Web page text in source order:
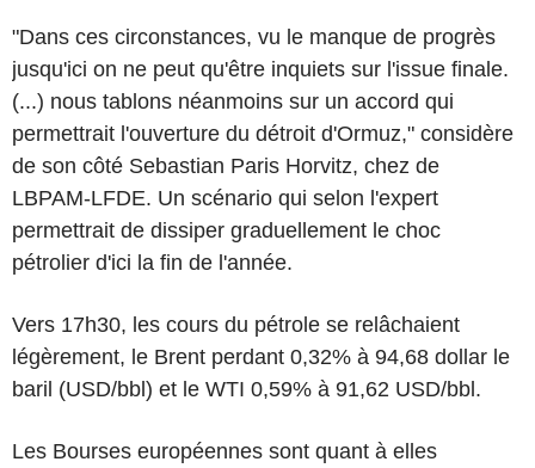
"Dans ces circonstances, vu le manque de progrès
jusqu'ici on ne peut qu'être inquiets sur l'issue finale.
(...) nous tablons néanmoins sur un accord qui
permettrait l'ouverture du détroit d'Ormuz," considère
de son côté Sebastian Paris Horvitz, chez de
LBPAM-LFDE. Un scénario qui selon l'expert
permettrait de dissiper graduellement le choc
pétrolier d'ici la fin de l'année.
Vers 17h30, les cours du pétrole se relâchaient
légèrement, le Brent perdant 0,32% à 94,68 dollar le
baril (USD/bbl) et le WTI 0,59% à 91,62 USD/bbl.
Les Bourses européennes sont quant à elles